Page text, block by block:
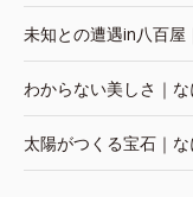
未知との遭遇in八百屋
わからない美しさ｜
太陽がつくる宝石｜